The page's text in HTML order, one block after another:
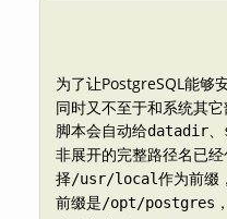
为了让PostgreSQL能够
同时又不至于和系统其
脚本会自动给datadir、
非展开的完整路径名已
择/usr/local作为前缀
前缀是/opt/postgres